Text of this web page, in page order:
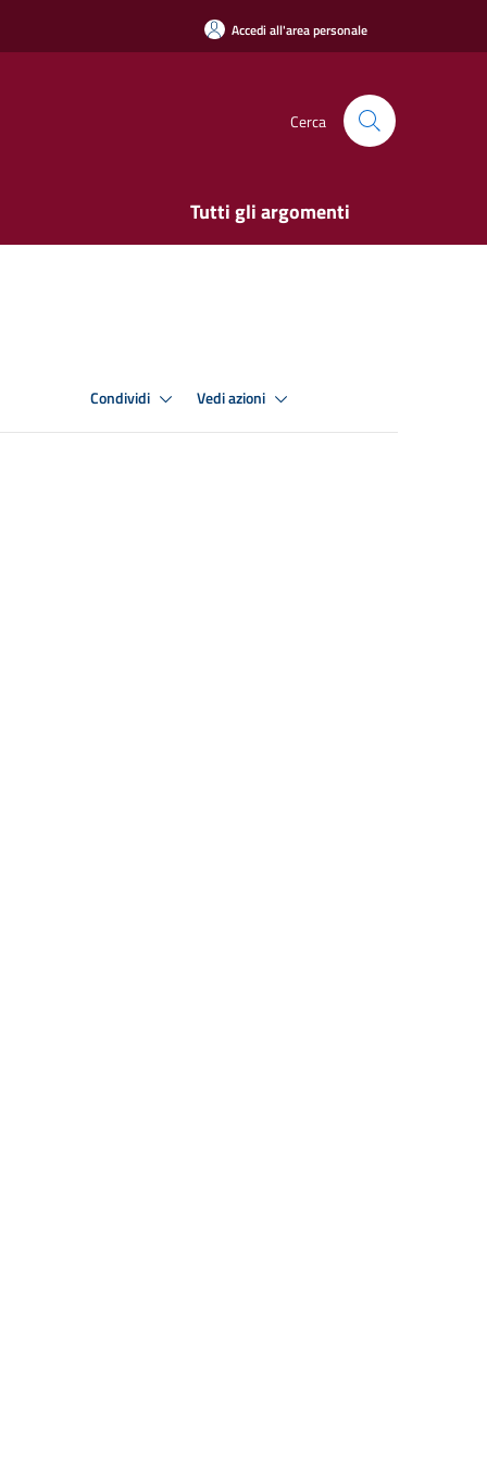
Accedi all'area personale
Cerca
Tutti gli argomenti
Condividi Vedi azioni